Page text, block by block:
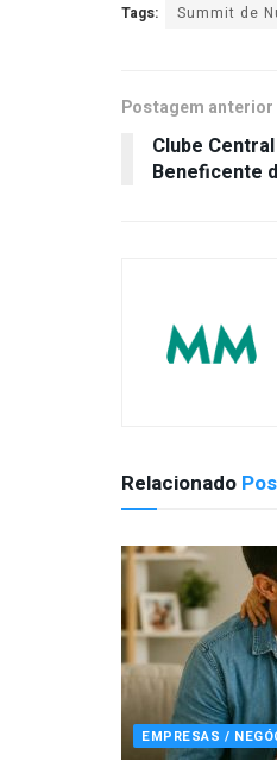
Tags: Summit de
Postagem anterior
Clube
Beneficente
Relacionado
EMPRESAS /